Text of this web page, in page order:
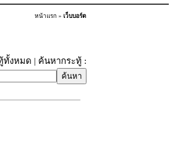
หน้าแรก » เว็บบอร์ด
ทั้งหมด | ค้นหากระทู้ :